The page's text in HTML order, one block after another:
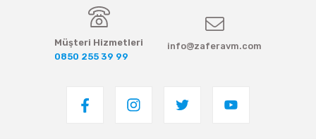
Müşteri Hizmetleri
0850 255 39 99
info@zaferavm.com